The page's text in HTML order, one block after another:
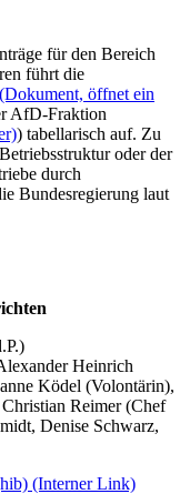
für den Bereich
führt die
(Dokument, öffnet ein
AfD-Fraktion
) tabellarisch auf. Zu
oder der
durch
Bundesregierung laut
Heinrich
Ködel (Volontärin),
Reimer (Chef
Denise Schwarz,
(Interner Link)